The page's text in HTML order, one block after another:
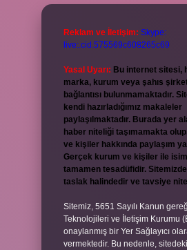
Reklam ve İletişim: Skype:
live:.cid.575569c608265c69
Yasal Uyarı: Bu internet sitesi,
marka, kurum veya şahıs
bağlantısı bulunmamaktadır.
kendi hazırladığımız makaleler
paylaşılmaktadır. Burada yer
haber niteliği taşımamakta
ve kişiler hakkında paylaşım
Gerçek kurum ve kişiler ile
tamamen tesadüfidir.
taslak halindedir ve tavsiye
Sitemiz, 5651 Sayılı Kanun
Teknolojileri ve İletişim Kurumu
onaylanmış bir Yer Sağlayıcı
vermektedir. Bu nedenle,